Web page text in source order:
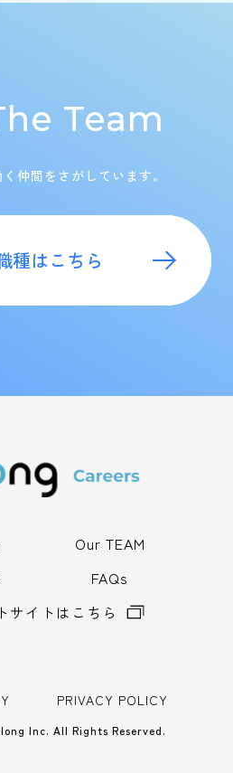
Team
仲間をさがしています。
種はこちら
Our TEAM
FAQs
サイトはこちら
Inc. All Rights Reserved.
PRIVACY POLICY